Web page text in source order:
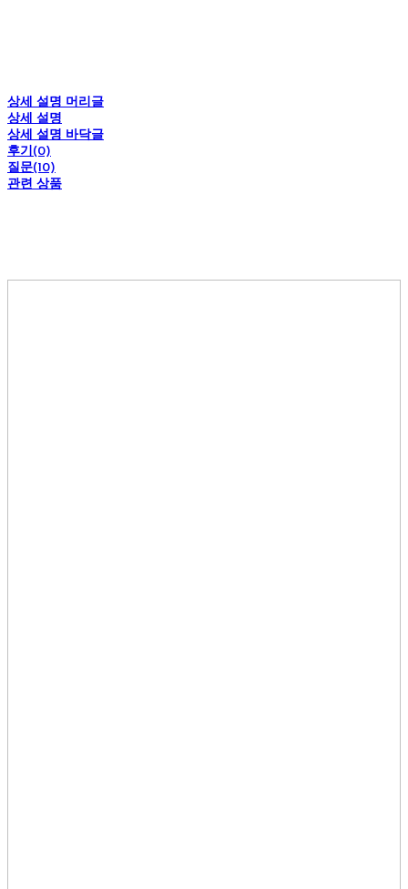
상세 설명 머리글
상세 설명
상세 설명 바닥글
후기(0)
질문(10)
관련 상품